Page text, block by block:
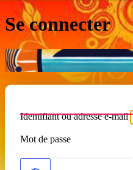
Se connecter
Identifiant ou adresse e-mail
Mot de passe